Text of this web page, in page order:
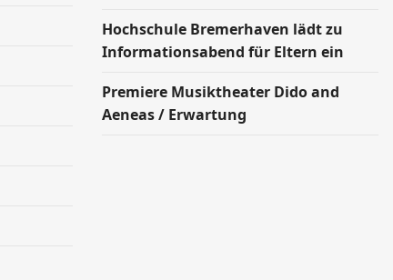
Hochschule Bremerhaven lädt zu
Informationsabend für Eltern ein
Premiere Musiktheater Dido and
Aeneas / Erwartung